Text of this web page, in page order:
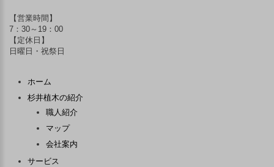
【営業時間】
7：30～19：00
【定休日】
日曜日・祝祭日
ホーム
杉井植木の紹介
職人紹介
マップ
会社案内
サービス